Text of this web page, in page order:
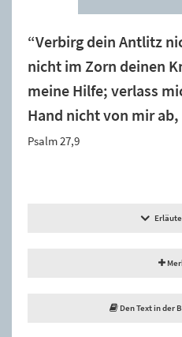
“Verbirg dein Antlitz
nicht im Zorn deinen
meine Hilfe; verlass
Hand nicht von mir
Psalm 27,9
Den Text in der